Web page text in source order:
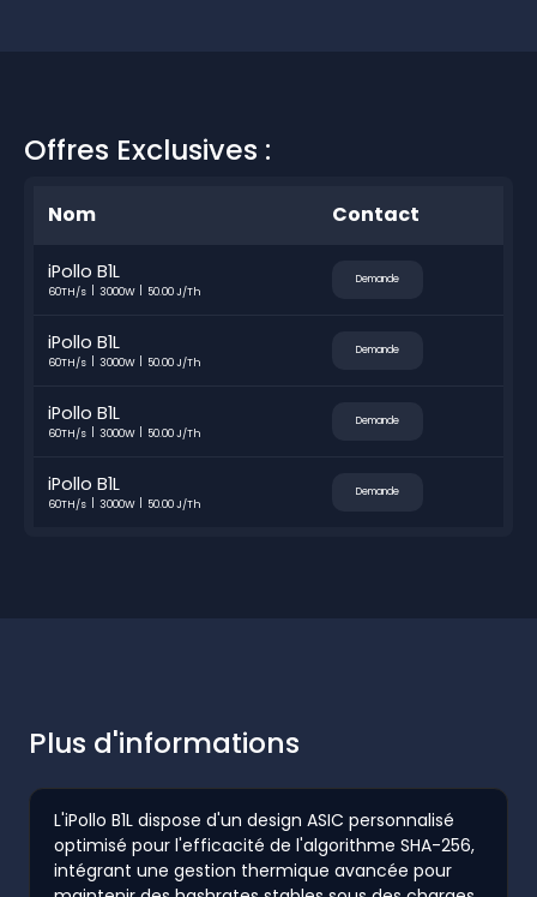
Offres Exclusives :
Nom Contact
iPollo B1L
60TH/s 3000W 50.00 J/Th
Demande
iPollo B1L
60TH/s 3000W 50.00 J/Th
Demande
iPollo B1L
60TH/s 3000W 50.00 J/Th
Demande
iPollo B1L
60TH/s 3000W 50.00 J/Th
Demande
Plus d'informations
L'iPollo B1L dispose d'un design ASIC personnalisé
optimisé pour l'efficacité de l'algorithme SHA-256,
intégrant une gestion thermique avancée pour